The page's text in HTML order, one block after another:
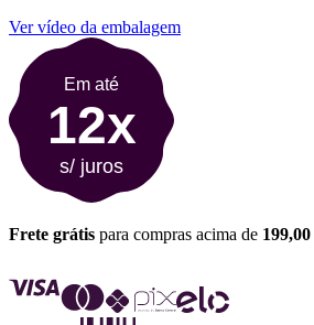
Ver vídeo da embalagem
Em até
12x
s/ juros
Frete grátis para compras acima de 199,00